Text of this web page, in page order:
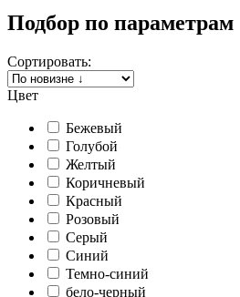
Подбор по параметрам
Сортировать:
Цвет
Бежевый
Голубой
Желтый
Коричневый
Красный
Розовый
Серый
Синий
Темно-синий
бело-черный